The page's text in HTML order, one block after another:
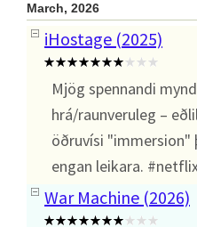
March, 2026
iHostage (2025)
Mjög spennandi
hrá/raunveruleg –
öðruvísi "immersion"
engan leikara.
War Machine (2026)